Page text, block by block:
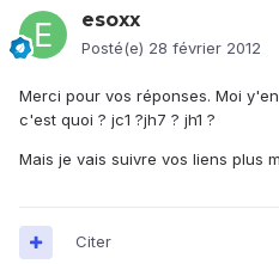
esoxx
Posté(e) 28 février 2012
Merci pour vos réponses. Moi
c'est quoi ? jc1 ?jh7 ? jh1 ?
Mais je vais suivre vos liens plus
Citer